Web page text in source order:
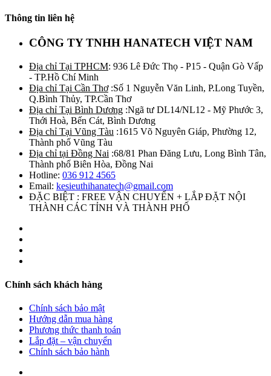
Thông tin liên hệ
CÔNG TY TNHH HANATECH VIỆT NAM
Địa chỉ Tại TPHCM: 936 Lê Đức Thọ - P15 - Quận Gò Vấp
- TP.Hồ Chí Minh
Địa chỉ Tại Cần Thơ:Số 1 Nguyễn Văn Linh, P.Long Tuyền,
Q.Bình Thủy, TP.Cần Thơ
Địa chỉ Tại Bình Dương :Ngã tư DL14/NL12 - Mỹ Phước 3,
Thới Hoà, Bến Cát, Bình Dương
Địa chỉ Tại Vũng Tàu :1615 Võ Nguyên Giáp, Phường 12,
Thành phố Vũng Tàu
Địa chỉ tại Đồng Nai :68/81 Phan Đăng Lưu, Long Bình Tân,
Thành phố Biên Hòa, Đồng Nai
Hotline: 036 912 4565
Email: kesieuthihanatech@gmail.com
ĐẶC BIỆT : FREE VẬN CHUYỂN + LẮP ĐẶT NỘI
THÀNH CÁC TỈNH VÀ THÀNH PHỐ
Chính sách khách hàng
Chính sách bảo mật
Hướng dẫn mua hàng
Phương thức thanh toán
Lắp đặt – vận chuyển
Chính sách bảo hành